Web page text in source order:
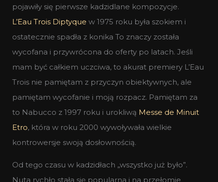
pojawiły się pierwsze kadzidlane kompozycje.
L’Eau Trois Diptyque w 1975 roku była szokiem i
ostatecznie spadła z konika To znaczy została
wycofana i przywrócona do oferty po latach. Jeśli
mam być całkiem uczciwa, to akurat premiery L’Eau
Trois nie pamiętam z przyczyn obiektywnych, ale
pamiętam wycofanie i moją rozpacz. Pamiętam za
to Nabucco z 1997 roku i urokliwą Messe de Minuit
Etro, która w roku 2000 wywoływała wielkie
kontrowersje swoją dosłownością.
Od tego czasu w kadzidłach „wszystko już było”.
Nuta rychło stała się popularna i na przełomie